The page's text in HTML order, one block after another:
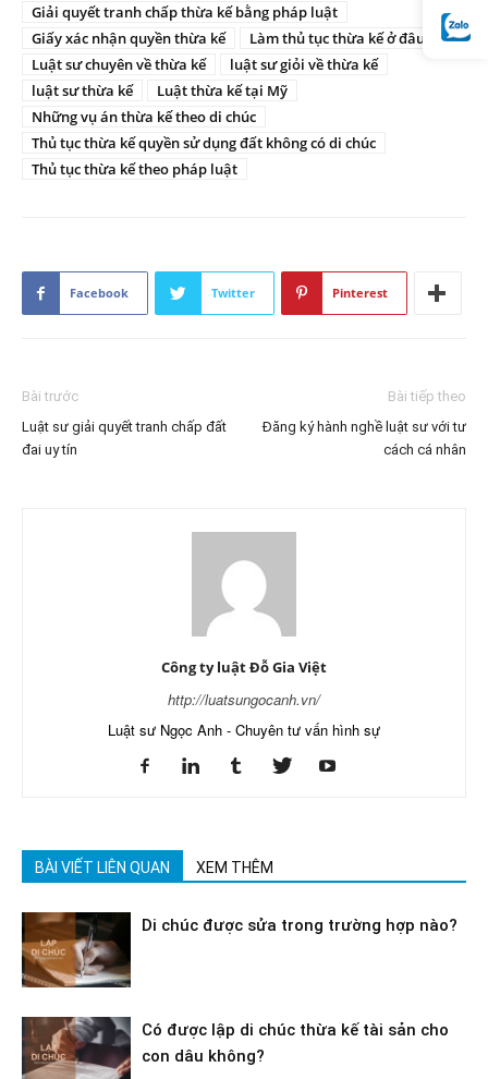
Giải quyết tranh chấp thừa kế bằng pháp luật
Giấy xác nhận quyền thừa kế
Làm thủ tục thừa kế ở đâu
Luật sư chuyên về thừa kế
luật sư giỏi về thừa kế
luật sư thừa kế
Luật thừa kế tại Mỹ
Những vụ án thừa kế theo di chúc
Thủ tục thừa kế quyền sử dụng đất không có di chúc
Thủ tục thừa kế theo pháp luật
Facebook Twitter Pinterest
Bài trước
Luật sư giải quyết tranh chấp đất
đai uy tín
Bài tiếp theo
Đăng ký hành nghề luật sư với tư
cách cá nhân
Công ty luật Đỗ Gia Việt
http://luatsungocanh.vn/
Luật sư Ngọc Anh - Chuyên tư vấn hình sự
BÀI VIẾT LIÊN QUAN XEM THÊM
Di chúc được sửa trong trường hợp nào?
Có được lập di chúc thừa kế tài sản cho
con dâu không?